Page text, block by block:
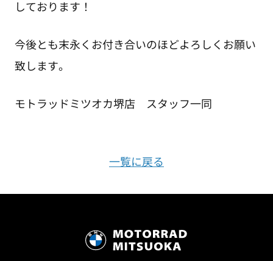
しております！
今後とも末永くお付き合いのほどよろしくお願い
致します。
モトラッドミツオカ堺店 スタッフ一同
一覧に戻る